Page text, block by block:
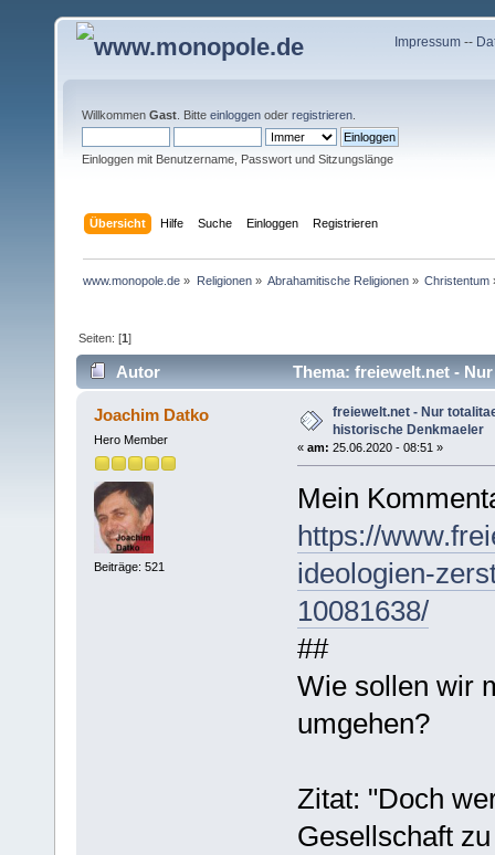
Impressum--
Willkommen Gast . Bitte einloggen oder registrieren
Einloggen mit Benutzername, Passwort und Sitzungslänge
Übersicht Hilfe Suche Einloggen Registrieren
www.monopole.de » Religionen» Abrahamitische Religionen» Christentum
Seiten: [1]
Autor
Thema: freiewelt.net -
(Gelesen 7604 mal)
Joachim Datko
Hero Member
Beiträge: 521
freiewelt.net - Nur
historische Denkmaeler
« am: 25.06.2020 - 08:51 »
Mein
https://
ideologien-
10081638/
##
Wie sollen wir
umgehen?
Zitat: "Doch
Gesellschaft